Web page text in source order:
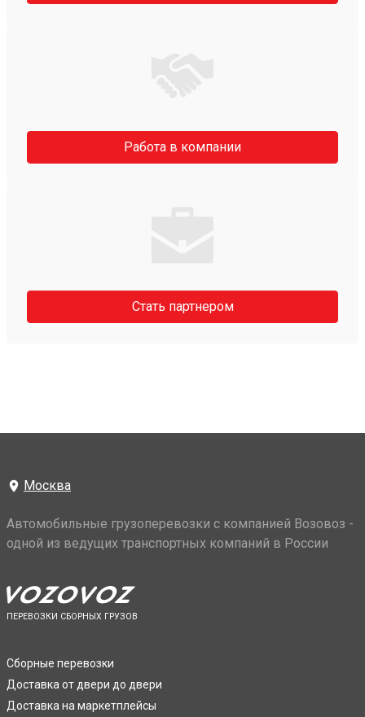
Работа в компании
Стать партнером
Москва
Автомобильные грузоперевозки с компанией Возовоз -
одной из ведущих транспортных компаний в России
ПЕРЕВОЗКИ СБОРНЫХ ГРУЗОВ
Сборные перевозки
Доставка от двери до двери
Доставка на маркетплейсы